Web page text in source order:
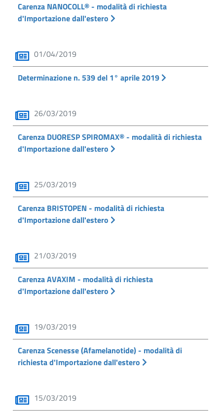
Carenza NANOCOLL® - modalità di richiesta
d'Importazione dall'estero
01/04/2019
Determinazione n. 539 del 1° aprile 2019
26/03/2019
Carenza DUORESP SPIROMAX® - modalità di richiesta
d'Importazione dall'estero
25/03/2019
Carenza BRISTOPEN - modalità di richiesta
d'Importazione dall'estero
21/03/2019
Carenza AVAXIM - modalità di richiesta
d'Importazione dall'estero
19/03/2019
Carenza Scenesse (Afamelanotide) - modalità di
richiesta d'Importazione dall'estero
15/03/2019